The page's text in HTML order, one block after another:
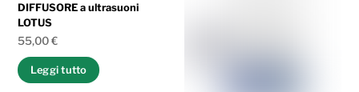
DIFFUSORE a ultrasuoni
LOTUS
55,00€
Leggi tutto